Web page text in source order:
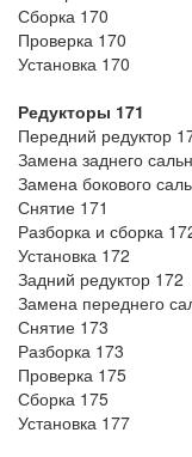
Сборка 170
Проверка 170
Установка 170
Редукторы 171
Передний редуктор
Замена заднего
Замена бокового
Снятие 171
Разборка и сборка
Установка 172
Задний редуктор 172
Замена переднего
Снятие 173
Разборка 173
Проверка 175
Сборка 175
Установка 177